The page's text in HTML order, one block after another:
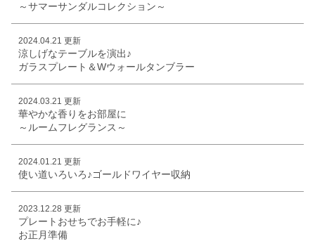
～サマーサンダルコレクション～
2024.04.21 更新
涼しげなテーブルを演出♪
ガラスプレート＆Wウォールタンブラー
2024.03.21 更新
華やかな香りをお部屋に
～ルームフレグランス～
2024.01.21 更新
使い道いろいろ♪ゴールドワイヤー収納
2023.12.28 更新
プレートおせちでお手軽に♪
お正月準備